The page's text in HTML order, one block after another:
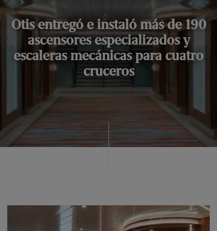
Otis entregó e instaló más de 190
ascensores especializados y
escaleras mecánicas para cuatro
cruceros